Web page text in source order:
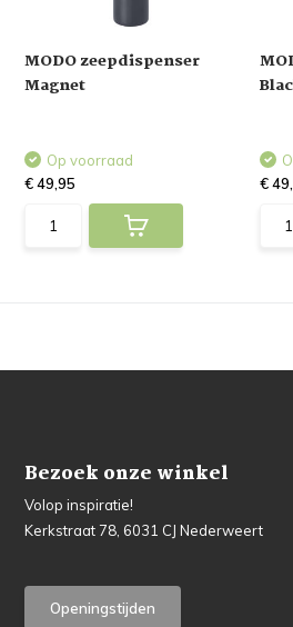
MODO zeepdispenser
Magnet
Op voorraad
€ 49,95
€
Bezoek onze winkel
Volop inspiratie!
Kerkstraat 78, 6031 CJ Nederweert
Openingstijden